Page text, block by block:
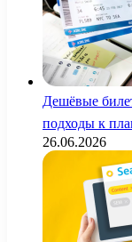
Дешёвые
подходы к
26.06.2026